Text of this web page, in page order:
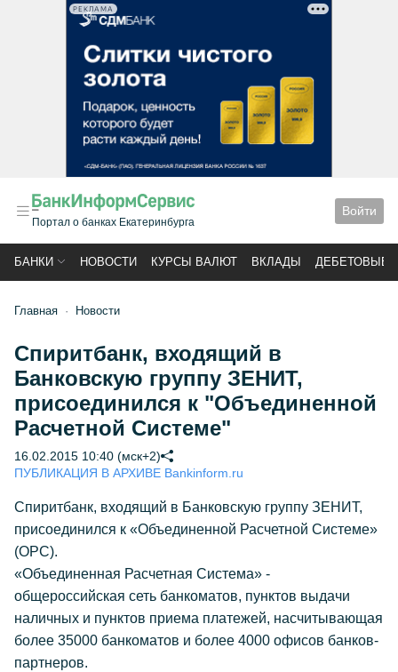
РЕКЛАМА
Портал о банках Екатеринбурга
Войти
БАНКИ НОВОСТИ КУРСЫ ВАЛЮТ ВКЛАДЫ ДЕБЕТОВЫЕ
Главная Новости
Спиритбанк, входящий в
Банковскую группу ЗЕНИТ,
присоединился к "Объединенной
Расчетной Системе"
16.02.2015 10:40 (мск+2)
ПУБЛИКАЦИЯ В АРХИВЕ Bankinform.ru
Спиритбанк, входящий в Банковскую группу ЗЕНИТ,
присоединился к «Объединенной Расчетной Системе»
(ОРС).
«Объединенная Расчетная Система» -
общероссийская сеть банкоматов, пунктов выдачи
наличных и пунктов приема платежей, насчитывающая
более 35000 банкоматов и более 4000 офисов банков-
партнеров.